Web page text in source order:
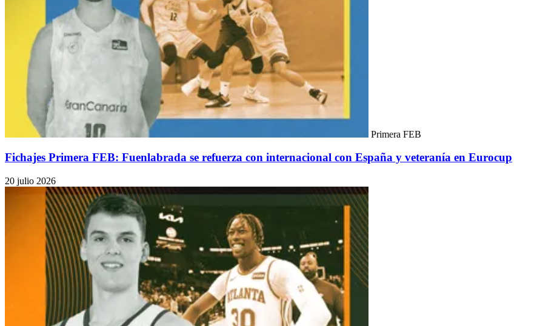
Primera FEB
Fichajes Primera FEB: Fuenlabrada se refuerza con internacional con España y veteranía en Eurocup
20 julio 2026